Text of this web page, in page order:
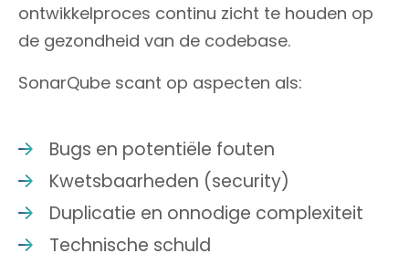
ontwikkelproces continu zicht te houden op
de gezondheid van de codebase.
SonarQube scant op aspecten als:
Bugs en potentiële fouten
Kwetsbaarheden (security)
Duplicatie en onnodige complexiteit
Technische schuld